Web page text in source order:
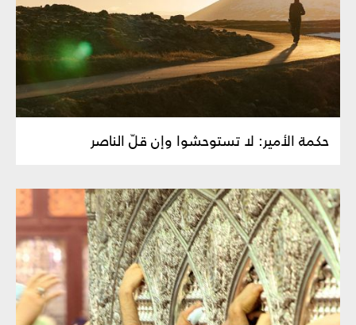
حكمة الأمير: لا تستوحشوا وإن قلّ الناصر